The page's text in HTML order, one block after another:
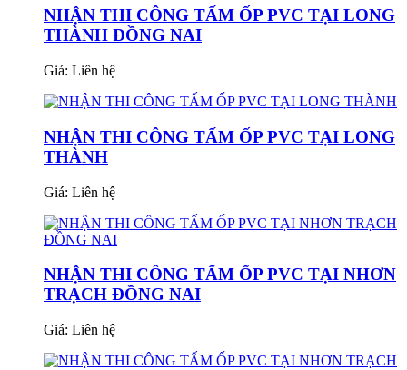
NHẬN THI CÔNG TẤM ỐP PVC TẠI LONG
THÀNH ĐỒNG NAI
Giá: Liên hệ
NHẬN THI CÔNG TẤM ỐP PVC TẠI LONG
THÀNH
Giá: Liên hệ
NHẬN THI CÔNG TẤM ỐP PVC TẠI NHƠN
TRẠCH ĐỒNG NAI
Giá: Liên hệ